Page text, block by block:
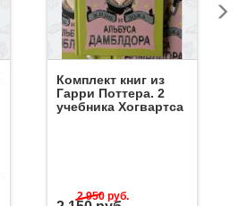
Комплект книг из
Гарри Поттера. 2
учебника Хогвартса
2 950 руб.